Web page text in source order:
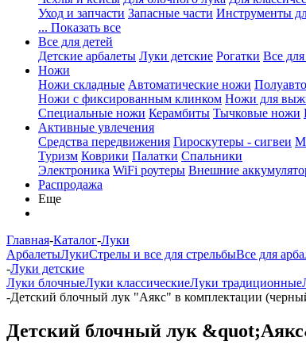
Уход и запчасти Запасные части Инструменты
... Показать все
Все для детей
Детские арбалеты Луки детские Рогатки Все для
Ножи
Ножи складные Автоматические ножи
Ножи с фиксированным клинком Ножи для
Специальные ножи Керамбиты Тычковые ножи
Активные увлечения
Средства передвижения Гироскутеры - сигвеи
Туризм Коврики Палатки Спальники
Электроника WiFi роутеры Внешние
Распродажа
Еще
Главная-Каталог-Луки
АрбалетыЛукиСтрелы и все для стрельбыВсе для
-Луки детские
Луки блочныеЛуки классическиеЛуки традиционные
-Детский блочный лук "Аякс" в комплектации
Детский блочный лук